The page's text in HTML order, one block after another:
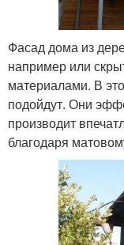
Фасад дома из
например или
материалами. В
подойдут. Они
производит
благодаря